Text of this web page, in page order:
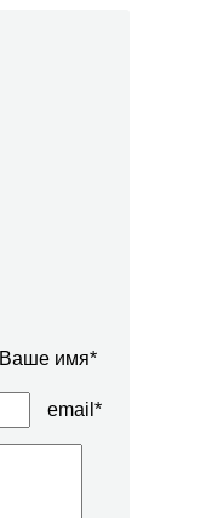
Ваше имя*
email*